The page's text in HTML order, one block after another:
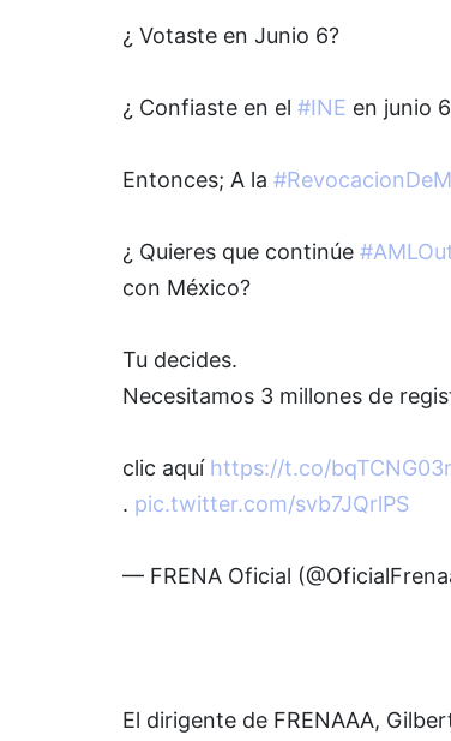
¿ Votaste en Junio 6?
¿ Confiaste en el #INE en junio
Entonces; A la
¿ Quieres que continúe
con México?
Tu decides.
Necesitamos 3 millones de
clic aquí https://t.co/
. pic.twitter.com/svb7JQrlPS
— FRENA Oficial
El dirigente de FRENAAA,